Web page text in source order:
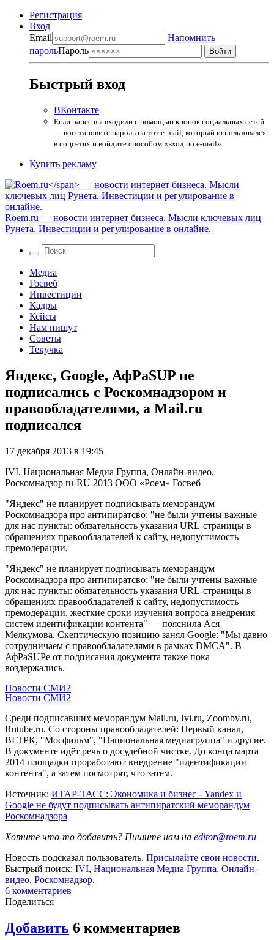
Регистрация
Вход
Email
Напомнить
парольПароль
Быстрый вход
ВКонтакте
Если ранее вы входили с помощью кнопок социальных сетей
— восстановите пароль на тот e-mail, который использовался
в соцсетях и войдите способом «вход по e-mail».
Купить рекламу
Roem.ru — новости интернет бизнеса. Мысли ключевых лиц
Рунета. Инвестиции и регулирование в онлайне.
Медиа
Госвеб
Инвестиции
Кадры
Кейсы
Нам пишут
Советы
Текучка
Яндекс, Google, АфРаSUP не
подписались с Роскомнадзором и
правообладателями, а Mail.ru
подписался
17 декабря 2013 в 19:45
IVI, Национальная Медиа Группа, Онлайн-видео,
Роскомнадзор ru-RU 2013 ООО «Роем» Госвеб
"Яндекс" не планирует подписывать меморандум
Роскомнадзора про антипиратсво: "не были учтены важные
для нас пункты: обязательность указания URL-страницы в
обращениях правообладателей к сайту, недопустимость
премодерации,
"Яндекс" не планирует подписывать меморандум
Роскомнадзора про антипиратсво: "не были учтены важные
для нас пункты: обязательность указания URL-страницы в
обращениях правообладателей к сайту, недопустимость
премодерации, жесткие сроки изучения вопроса внедрения
систем идентификации контента" — пояснила Ася
Мелкумова. Скептическую позицию занял Google: "Мы давно
сотрудничаем с правообладателями в рамках DMCA". В
АфРаSUPе от подписания документа также пока
воздержались.
Новости СМИ2
Новости СМИ2
Среди подписавших меморандум Mail.ru, Ivi.ru, Zoomby.ru,
Rutube.ru. Со стороны правообладателей: Первый канал,
ВГТРК, "Мосфильм", "Национальная медиагруппа" и другие.
В документе идёт речь о досудебной чистке. До конца марта
2014 площадки проработают внедрение "идентификации
контента", а затем посмотрят, что затем.
Источник: ИТАР-ТАСС: Экономика и бизнес - Yandex и
Google не будут подписывать антипиратский меморандум
Роскомнадзора
Хотите что-то добавить? Пишите нам на editor@roem.ru
Новость подсказал пользователь. Присылайте свои новости.
Быстрый поиск: IVI, Национальная Медиа Группа, Онлайн-
видео, Роскомнадзор.
6 комментариев
Поделиться
Добавить 6 комментариев